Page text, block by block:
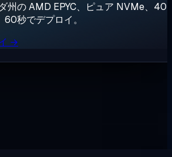
州の AMD EPYC、ピュア NVMe、40
秒でデプロイ。
→